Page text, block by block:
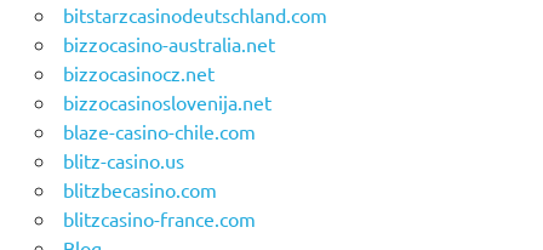
bitstarzcasinodeutschland.com
bizzocasino-australia.net
bizzocasinocz.net
bizzocasinoslovenija.net
blaze-casino-chile.com
blitz-casino.us
blitzbecasino.com
blitzcasino-france.com